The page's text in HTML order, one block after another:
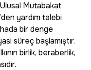
Mutabakat
yardım talebi
bir denge
süreç başlamıştır.
birlik, beraberlik,